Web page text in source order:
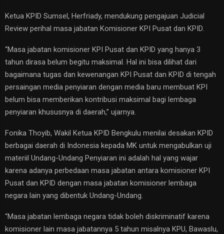
Ketua KPID Sumsel, Herfriady, mendukung pengajuan Judicial
Review perihal masa jabatan Komisioner KPI Pusat dan KPID.
“Masa jabatan komisioner KPI Pusat dan KPID yang hanya 3
tahun dirasa belum begitu maksimal. Hal ini bisa dilihat dari
bagaimana tugas dan kewenangan KPI Pusat dan KPID di tengah
persaingan media penyiaran dengan media baru membuat KPI
belum bisa memberikan kontribusi maksimal bagi lembaga
penyiaran khususnya di daerah,” ujarnya.
Fonika Thoyib, Wakil Ketua KPID Bengkulu menilai desakan KPID
berbagai daerah di Indonesia kepada MK untuk mengabulkan uji
materiil Undang-Undang Penyiaran ini adalah hal yang wajar
karena adanya perbedaan masa jabatan antara komisioner KPI
Pusat dan KPID dengan masa jabatan komisioner lembaga
negara lain yang dibentuk Undang-Undang.
“Masa jabatan lembaga negara tidak boleh diskriminatif karena
komisioner lain masa jabatannya 5 tahun misalnya KPU, Bawaslu,